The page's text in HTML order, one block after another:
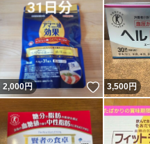
2,000円 いいね！
3,500円